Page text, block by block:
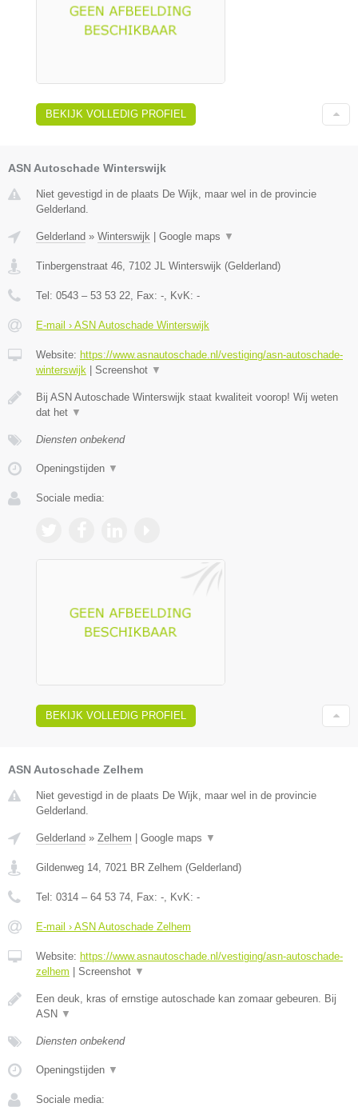
BEKIJK VOLLEDIG PROFIEL
ASN Autoschade Winterswijk
Niet gevestigd in de plaats De Wijk, maar wel in de provincie
Gelderland.
Gelderland » Winterswijk | Google maps ▼
Tinbergenstraat 46 7102 JL Winterswijk (Gelderland)
Tel: 0543 – 53 53 22 , Fax: - , KvK: -
E-mail › ASN Autoschade Winterswijk
Website: https://www.asnautoschade.nl/vestiging/asn-autoschade-
winterswijk | Screenshot ▼
Bij ASN Autoschade Winterswijk staat kwaliteit voorop! Wij weten
dat het ▼
Diensten onbekend
Openingstijden ▼
Sociale media:
BEKIJK VOLLEDIG PROFIEL
ASN Autoschade Zelhem
Niet gevestigd in de plaats De Wijk, maar wel in de provincie
Gelderland.
Gelderland » Zelhem Google maps ▼
Gildenweg 14, 7021 BR Zelhem (Gelderland)
Tel: 0314 – 64 53 74, Fax: -, KvK: -
E-mail › ASN Autoschade Zelhem
Website: https://www.asnautoschade.nl/vestiging/asn-autoschade-
zelhem
Screenshot ▼
Een deuk, kras of ernstige autoschade kan zomaar gebeuren. Bij
ASN ▼
Diensten onbekend
Openingstijden ▼
Sociale media: